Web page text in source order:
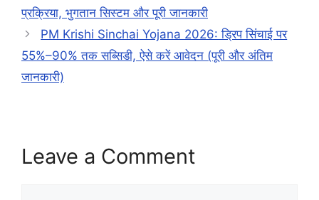
प्रक्रिया, भुगतान सिस्टम और पूरी जानकारी
PM Krishi Sinchai Yojana 2026: ड्रिप सिंचाई पर
55%–90% तक सब्सिडी, ऐसे करें आवेदन (पूरी और अंतिम
जानकारी)
Leave a Comment